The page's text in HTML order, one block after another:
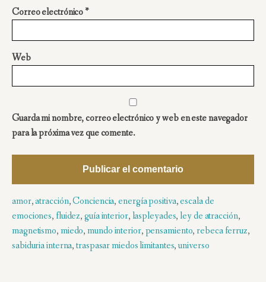
Correo electrónico*
Web
Guarda mi nombre, correo electrónico y web en este navegador
para la próxima vez que comente.
amor,atracción,Conciencia,energía positiva,escala de
emociones, fluidez,guía interior,laspleyades,ley de atracción,
magnetismo,miedo,mundo interior,pensamiento,rebeca ferruz,
sabiduria interna,traspasar miedos limitantes,universo